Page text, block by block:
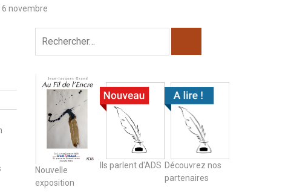
6 novembre
Nouvelle
exposition
Ils parlent d'ADS Découvrez nos
partenaires